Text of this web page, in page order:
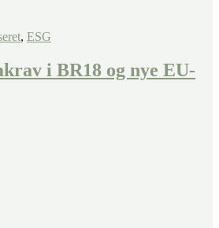
, ESG
i BR18 og nye EU-